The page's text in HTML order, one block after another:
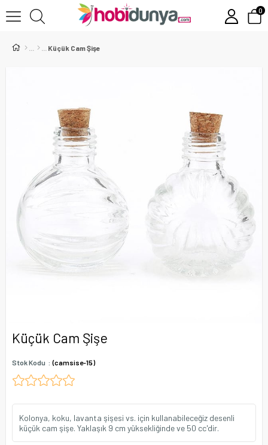
0
Küçük Cam Şişe
Küçük Cam Şişe
Stok Kodu (camsise-15)
Kolonya, koku, lavanta şişesi vs. için kullanabileceğiz desenli
küçük cam şişe. Yaklaşık 9 cm yüksekliğinde ve 50 cc'dir.